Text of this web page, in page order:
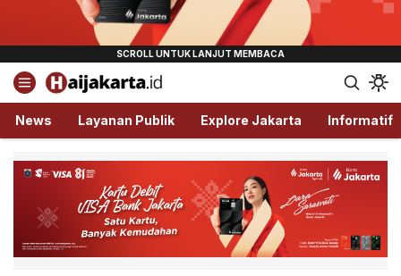
Haijakarta.id
Semua Tentang Jakarta Ada Disini!
News Layanan Publik Explore Jakarta Informatif